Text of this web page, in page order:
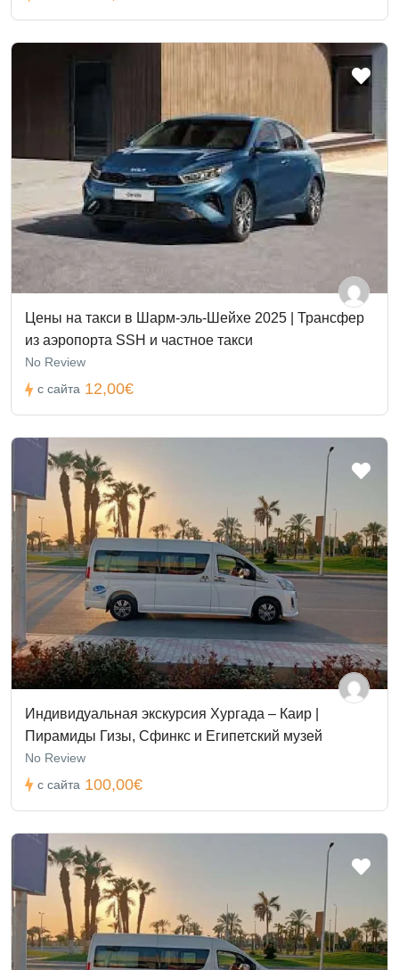
Цены на такси в Шарм-эль-Шейхе 2025 | Трансфер
из аэропорта SSH и частное такси
No Review
с сайта 12,00€
Индивидуальная экскурсия Хургада – Каир |
Пирамиды Гизы, Сфинкс и Египетский музей
No Review
с сайта 100,00€